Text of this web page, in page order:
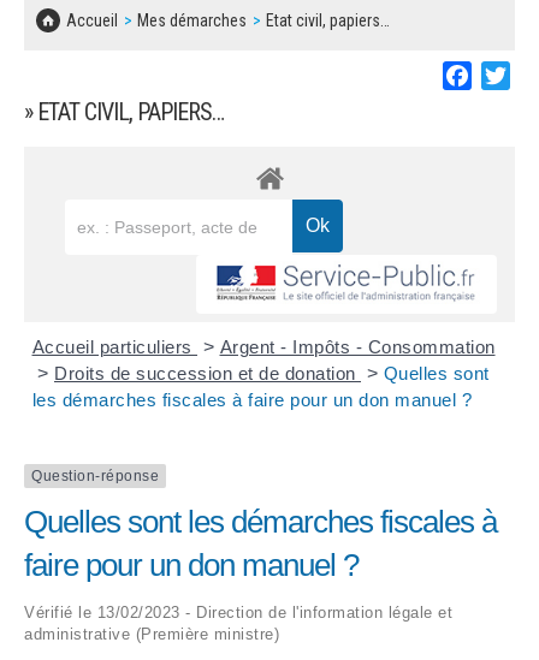
Accueil Mes démarches Etat civil, papiers…
» ETAT CIVIL, PAPIERS…
Accueil particuliers > Argent - Impôts - Consommation
> Droits de succession et de donation > Quelles sont
les démarches fiscales à faire pour un don manuel ?
Question-réponse
Quelles sont les démarches fiscales à
faire pour un don manuel ?
Vérifié le 13/02/2023 - Direction de l'information légale et
administrative (Première ministre)
CONCERTATIONS PUBLIQUES
SOLIDARITÉ, LOGEMENT
DECHETS
BESOIN D'UNE AIDE ?
LES ASSOCIATIONS
MARCHÉS PUBLICS
REGLEMENT LOCAL DE PUBLICITÉ
DECLARATION DE DEMARCHAGE
DOSSIER DE DEMANDE DE SUBVENTION
DEMANDE DE PRÊT DE MATERIEL
FICHE D'ORGANISATION MANIFESTATION
PLAN D'ACTION MUNICIPAL